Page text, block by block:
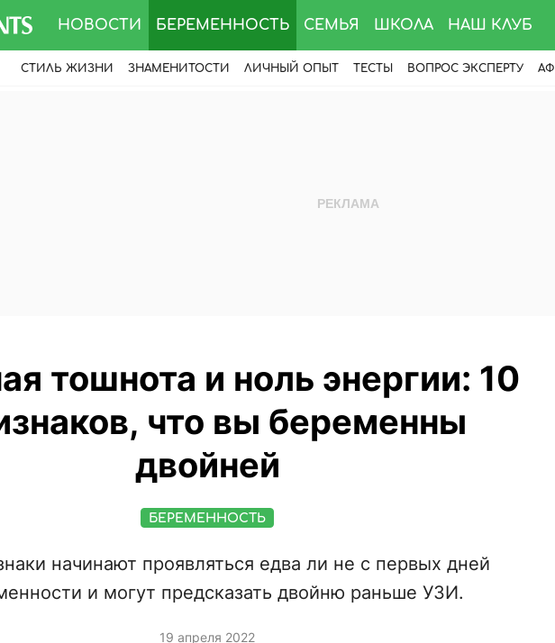
НОВОСТИ БЕРЕМЕННОСТЬ СЕМЬЯ ШКОЛА НАШ КЛУБ
СТИЛЬ ЖИЗНИ ЗНАМЕНИТОСТИ ЛИЧНЫЙ ОПЫТ ТЕСТЫ ВОПРОС ЭКСПЕРТУ
тошнота и ноль энергии: 10
что вы беременны
двойней
БЕРЕМЕННОСТЬ
начинают проявляться едва ли не с первых дней
и могут предсказать двойню раньше УЗИ.
19 апреля 2022